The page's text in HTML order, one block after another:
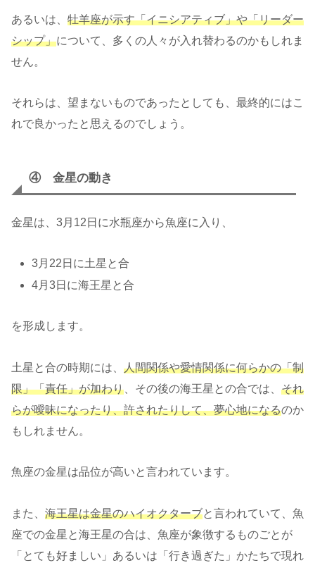
あるいは、 牡羊座が示す「イニシアティブ」や「リーダー
シップ」について、多くの人々が入れ替わるのかもしれま
せん。
それらは、望まないものであったとしても、最終的にはこ
れで良かったと思えるのでしょう。
④ 金星の動き
金星は、3月12日に水瓶座から魚座に入り、
3月22日に土星と合
4月3日に海王星と合
を形成します。
土星と合の時期には、 人間関係や愛情関係に何らかの「制
限」「責任」が加わり 、その後の海王星との合では、 それ
らが曖昧になったり、許されたりして、夢心地になるのか
もしれません。
魚座の金星は品位が高いと言われています。
また、 海王星は金星のハイオクターブと言われていて、魚
座での金星と海王星の合は、魚座が象徴するものごとが
「とても好ましい」あるいは「行き過ぎた」かたちで現れ